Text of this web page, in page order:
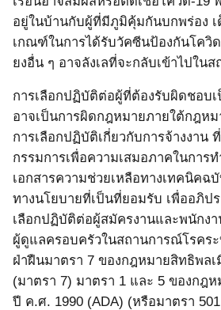
อยู่ในบ้านกับผู้ที่มีภูมิคุ้มกันบกพร่อง เ
เกณฑ์ในการได้รับวัคซีนป้องกันโควิด
ยงอื่น ๆ อาจลังเลที่จะกลับเข้าไปใน
การเลือกปฏิบัติต่อผู้ที่ต้องรับผิดชอบ
อาจเป็นการผิดกฎหมายภายใต้กฎหม
การเลือกปฏิบัติเกี่ยวกับการจ้างงาน
กรรมการเพื่อความเสมอภาคในการท
เอกสารความช่วยเหลือทางเทคนิคฉ
ทางนโยบายที่เป็นที่ยอมรับ เพื่ออภิป
เลือกปฏิบัติต่อผู้สมัครงานและพนักง
ผู้ดูแลครอบครัวในสถานการณ์โรคร
ฝ่าฝืนมาตรา 7 ของกฎหมายสิทธิพลเ
(มาตรา 7) มาตรา 1 และ 5 ของกฎห
ปี ค.ศ. 1990 (ADA) (หรือมาตรา 501